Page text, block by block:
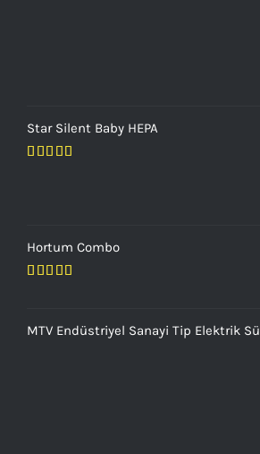
Star Silent Baby HEPA
Hortum Combo
aldı
MTV Endüstriyel Sanayi Tip Elektrik